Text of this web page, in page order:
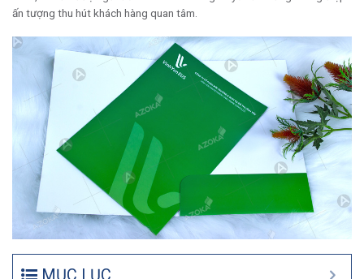
ấn tượng thu hút khách hàng quan tâm.
MỤC LỤC